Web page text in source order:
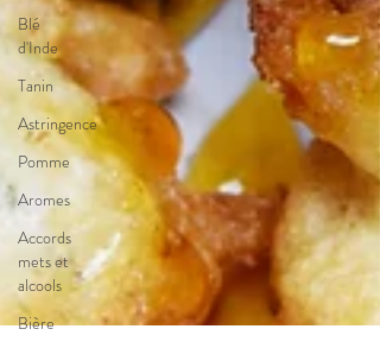
Blé
d'Inde
Tanin
Astringence
Pomme
Aromes
Accords
mets et
alcools
Bière